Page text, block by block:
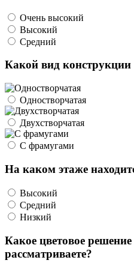
Очень высокий
Высокий
Средний
Какой вид конструкции
Одностворчатая
Двухстворчатая
С фрамугами
На каком этаже
Высокий
Средний
Низкий
Какое цветовое
рассматриваете?